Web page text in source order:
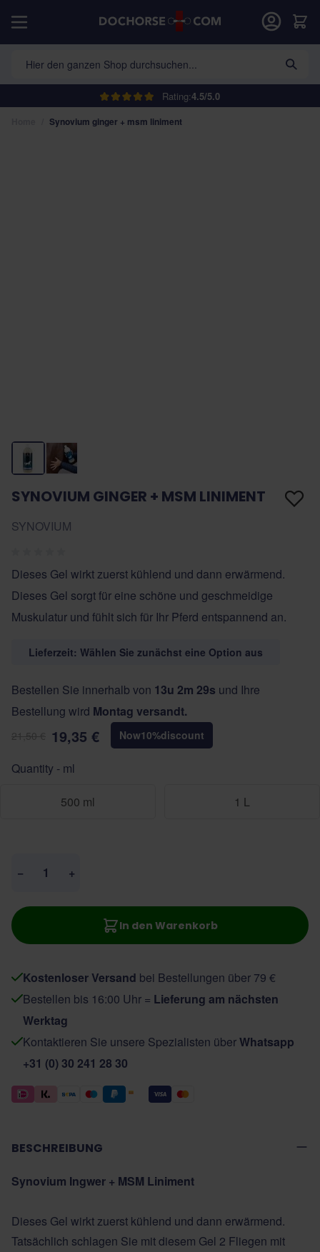
Rating:4.5/5.0
Hier den ganzen Shop durchsuchen...
Synovium ginger + msm liniment
SYNOVIUM GINGER + MSM LINIMENT
SYNOVIUM
Dieses Gel wirkt zuerst kühlend und dann erwärmend.
Dieses Gel sorgt für eine schöne und geschmeidige
Muskulatur und fühlt sich für Ihr Pferd entspannend an.
Lieferzeit: Wählen Sie zunächst eine Option aus
Bestellen Sie innerhalb von 13u 2m 29s und Ihre
Bestellung wird Montag versandt.
19,35 € Now10%discount
Quantity - ml
500 ml 1 L
− +
In den Warenkorb
Kostenloser Versand bei Bestellungen über 79 €
Bestellen bis 16:00 Uhr = Lieferung am nächsten
Werktag
Kontaktieren Sie unsere Spezialisten überWhatsapp
+31 (0) 30 241 28 30
BESCHREIBUNG
Synovium Ingwer + MSM Liniment
Dieses Gel wirkt zuerst kühlend und dann erwärmend.
Tatsächlich schlagen Sie mit diesem Gel 2 Fliegen mit